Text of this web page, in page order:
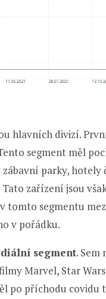
hlavních divizí.
segment měl
parky, hotely
zařízení jsou
tomto segmentu
v pořádku.
segment.
Marvel, Star
po příchodu